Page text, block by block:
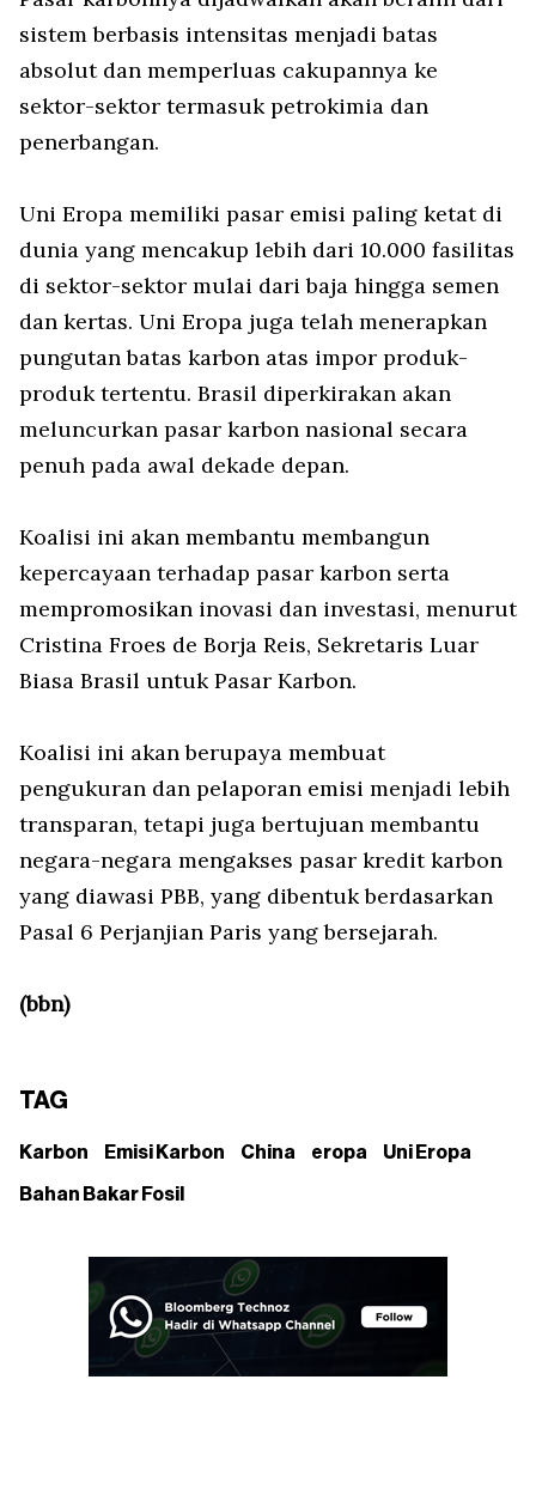
sistem berbasis intensitas menjadi batas
absolut dan memperluas cakupannya ke
sektor-sektor termasuk petrokimia dan
penerbangan.
Uni Eropa memiliki pasar emisi paling ketat di
dunia yang mencakup lebih dari 10.000 fasilitas
di sektor-sektor mulai dari baja hingga semen
dan kertas. Uni Eropa juga telah menerapkan
pungutan batas karbon atas impor produk-
produk tertentu. Brasil diperkirakan akan
meluncurkan pasar karbon nasional secara
penuh pada awal dekade depan.
Koalisi ini akan membantu membangun
kepercayaan terhadap pasar karbon serta
mempromosikan inovasi dan investasi, menurut
Cristina Froes de Borja Reis, Sekretaris Luar
Biasa Brasil untuk Pasar Karbon.
Koalisi ini akan berupaya membuat
pengukuran dan pelaporan emisi menjadi lebih
transparan, tetapi juga bertujuan membantu
negara-negara mengakses pasar kredit karbon
yang diawasi PBB, yang dibentuk berdasarkan
Pasal 6 Perjanjian Paris yang bersejarah.
(bbn)
TAG
Karbon Emisi Karbon China eropa Uni Eropa
Bahan Bakar Fosil